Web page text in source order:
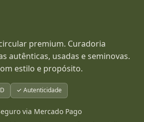
premium. Curadoria
autênticas, usadas e seminovas.
estilo e propósito.
✓ Autenticidade
via Mercado Pago